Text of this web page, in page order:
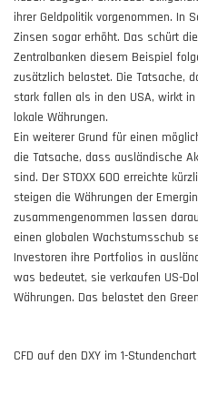
ihrer Geldpolitik vorgenommen. In
Zinsen sogar erhöht. Das schürt
Zentralbanken diesem Beispiel
zusätzlich belastet. Die Tatsache,
stark fallen als in den USA, wirkt
lokale Währungen.
Ein weiterer Grund für einen
die Tatsache, dass ausländische
sind. Der STOXX 600 erreichte
steigen die Währungen der
zusammengenommen lassen
einen globalen Wachstumsschub
Investoren ihre Portfolios in
was bedeutet, sie verkaufen US-
Währungen. Das belastet den
CFD auf den DXY im 1-